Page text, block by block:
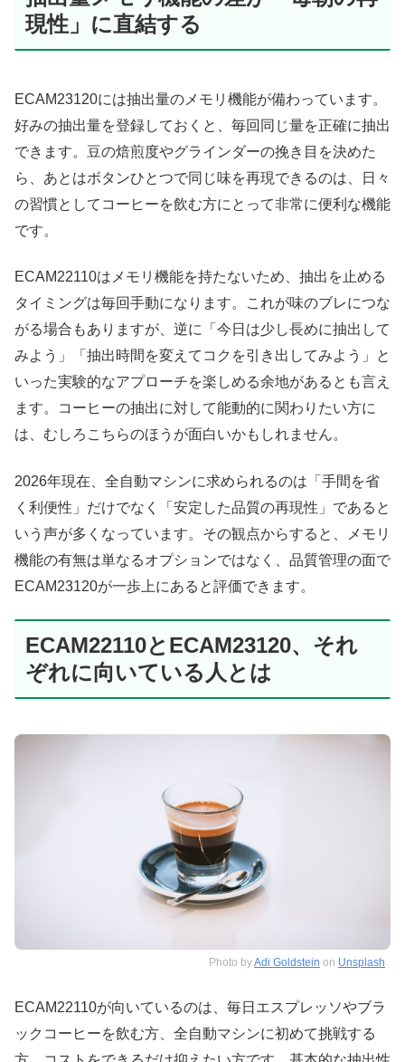
現性」に直結する
ECAM23120には抽出量のメモリ機能が備わっています。
好みの抽出量を登録しておくと、毎回同じ量を正確に抽出
できます。豆の焙煎度やグラインダーの挽き目を決めた
ら、あとはボタンひとつで同じ味を再現できるのは、日々
の習慣としてコーヒーを飲む方にとって非常に便利な機能
です。
ECAM22110はメモリ機能を持たないため、抽出を止める
タイミングは毎回手動になります。これが味のブレにつな
がる場合もありますが、逆に「今日は少し長めに抽出して
みよう」「抽出時間を変えてコクを引き出してみよう」と
いった実験的なアプローチを楽しめる余地があるとも言え
ます。コーヒーの抽出に対して能動的に関わりたい方に
は、むしろこちらのほうが面白いかもしれません。
2026年現在、全自動マシンに求められるのは「手間を省
く利便性」だけでなく「安定した品質の再現性」であると
いう声が多くなっています。その観点からすると、メモリ
機能の有無は単なるオプションではなく、品質管理の面で
ECAM23120が一歩上にあると評価できます。
ECAM22110とECAM23120、それ
ぞれに向いている人とは
Photo byAdi Goldstein on Unsplash
ECAM22110が向いているのは、毎日エスプレッソやブラ
ックコーヒーを飲む方、全自動マシンに初めて挑戦する